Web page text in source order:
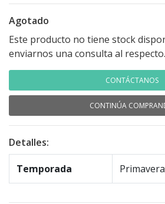
Agotado
Este producto no tiene stock
enviarnos una consulta al respecto.
CONTÁCTANOS
CONTINÚA
Detalles:
Temporada